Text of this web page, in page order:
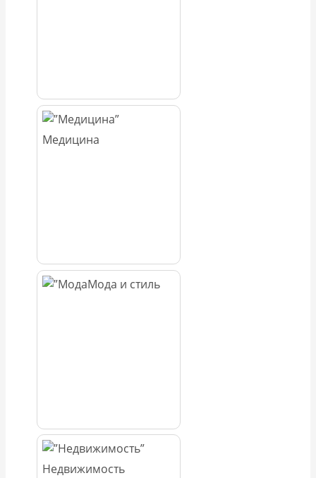
Медицина
Мода и стиль
Недвижимость